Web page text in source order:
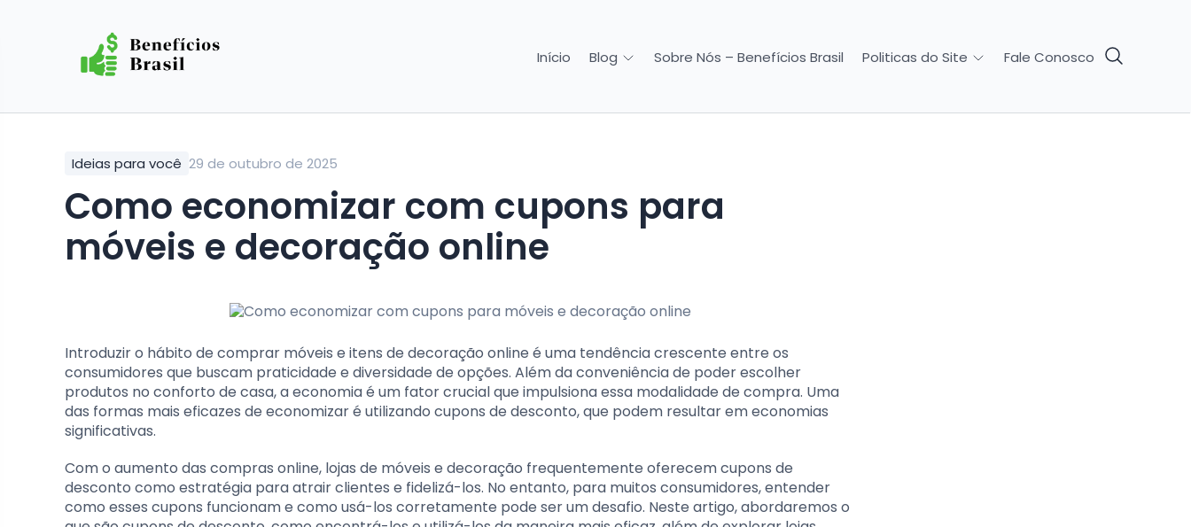
Início Blog Sobre Nós – Benefícios Brasil Politicas do Site Fale Conosco
Ideias para você 29 de outubro de 2025
Como economizar com cupons para
móveis e decoração online
Introduzir o hábito de comprar móveis e itens de decoração online é uma tendência crescente entre os
consumidores que buscam praticidade e diversidade de opções. Além da conveniência de poder escolher
produtos no conforto de casa, a economia é um fator crucial que impulsiona essa modalidade de compra. Uma
das formas mais eficazes de economizar é utilizando cupons de desconto, que podem resultar em economias
significativas.
Com o aumento das compras online, lojas de móveis e decoração frequentemente oferecem cupons de
desconto como estratégia para atrair clientes e fidelizá-los. No entanto, para muitos consumidores, entender
como esses cupons funcionam e como usá-los corretamente pode ser um desafio. Neste artigo, abordaremos o